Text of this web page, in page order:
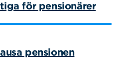
för pensionärer
pensionen